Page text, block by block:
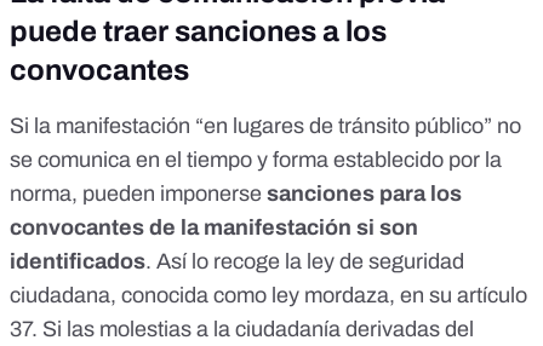
puede traer sanciones a los
convocantes
Si la manifestación “en lugares de tránsito público” no
se comunica en el tiempo y forma establecido por la
norma, pueden imponerse sanciones para los
convocantes de la manifestación si son
identificados. Así lo recoge la ley de seguridad
ciudadana, conocida como ley mordaza, en su artículo
37. Si las molestias a la ciudadanía derivadas del